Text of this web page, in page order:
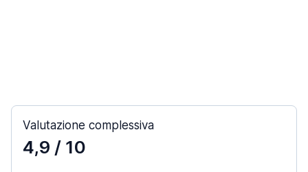
Valutazione complessiva
4,9 / 10